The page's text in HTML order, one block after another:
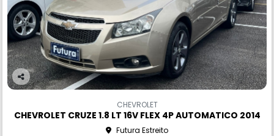
Co
rtil
CHEVROLET
CHEVROLET CRUZE 1.8 LT 16V FLEX 4P AUTOMATICO 2014
Futura Estreito